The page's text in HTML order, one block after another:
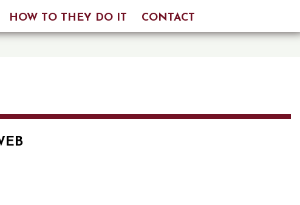
HOW TO THEY DO IT CONTACT